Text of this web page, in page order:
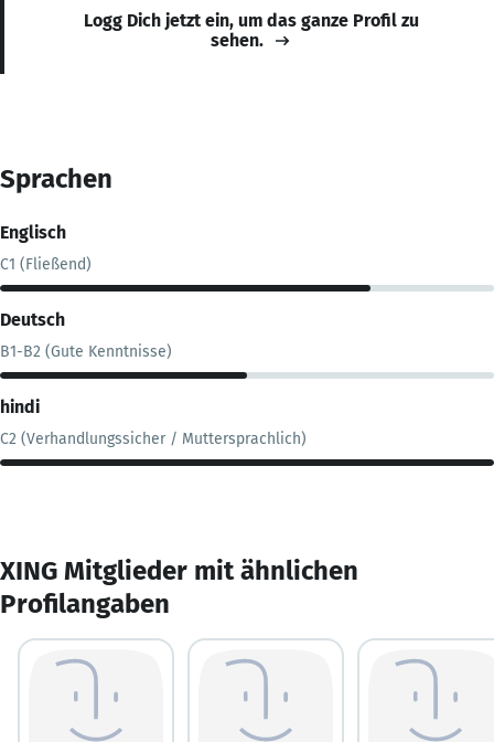
Logg Dich jetzt ein, um das ganze Profil zu
sehen.
Sprachen
Englisch
C1 (Fließend)
Deutsch
B1-B2 (Gute Kenntnisse)
hindi
C2 (Verhandlungssicher / Muttersprachlich)
XING Mitglieder mit ähnlichen
Profilangaben